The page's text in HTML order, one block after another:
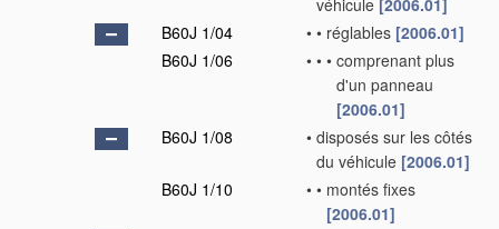
véhicule [2006.01]
B60J 1/04
• • réglables [2006.01]
B60J 1/06
• • • comprenant plus
d'un panneau
[2006.01]
B60J 1/08
• disposés sur les côtés
du véhicule [2006.01]
B60J 1/10
• • montés fixes
[2006.01]